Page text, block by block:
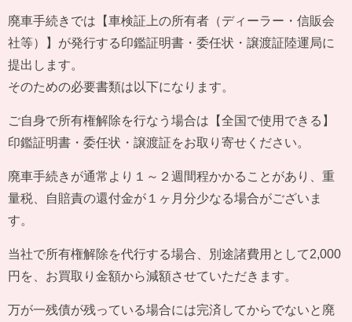
廃車手続きでは【車検証上の所有者（ディーラー・信販会
社等）】が発行する印鑑証明書・委任状・譲渡証陸運局に
提出します。
そのための必要書類は以下になります。
ご自身で所有権解除を行なう場合は【全国で使用できる】
印鑑証明書・委任状・譲渡証をお取り寄せください。
廃車手続きが通常より１～２週間程かかることがあり、重
量税、自賠責の還付金が１ヶ月分少なる場合がございま
す。
当社で所有権解除を代行する場合、別途諸費用として2,000
円を、お買取り金額から減額させていただきます。
万が一残債が残っている場合には完済してからでないと廃